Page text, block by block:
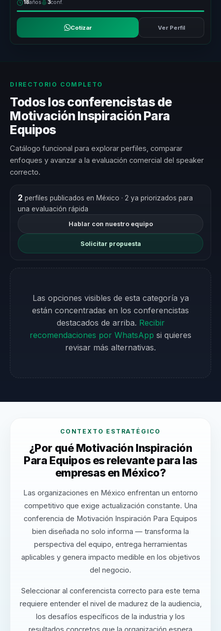
18años 3conf.
Cotizar Ver Perfil
DIRECTORIO COMPLETO
Todos los conferencistas de
Motivación Inspiración Para
Equipos
Catálogo funcional para explorar perfiles, comparar
enfoques y avanzar a la evaluación comercial del speaker
correcto.
2 perfiles publicados en México · 2 ya priorizados para
una evaluación rápida
Hablar con nuestro equipo
Solicitar propuesta
Las opciones visibles de esta categoría ya
están concentradas en los conferencistas
destacados de arriba. Recibir
recomendaciones por WhatsApp si quieres
revisar más alternativas.
CONTEXTO ESTRATÉGICO
¿Por qué Motivación Inspiración
Para Equipos es relevante para las
empresas en México?
Las organizaciones en México enfrentan un entorno
competitivo que exige actualización constante. Una
conferencia de Motivación Inspiración Para Equipos
bien diseñada no solo informa — transforma la
perspectiva del equipo, entrega herramientas
aplicables y genera impacto medible en los objetivos
del negocio.
Seleccionar al conferencista correcto para este tema
requiere entender el nivel de madurez de la audiencia,
los desafíos específicos de la industria y los